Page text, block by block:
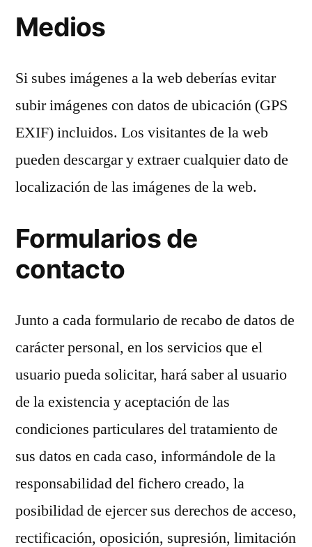
Medios
Si subes imágenes a la web deberías evitar
subir imágenes con datos de ubicación (GPS
EXIF) incluidos. Los visitantes de la web
pueden descargar y extraer cualquier dato de
localización de las imágenes de la web.
Formularios de
contacto
Junto a cada formulario de recabo de datos de
carácter personal, en los servicios que el
usuario pueda solicitar, hará saber al usuario
de la existencia y aceptación de las
condiciones particulares del tratamiento de
sus datos en cada caso, informándole de la
responsabilidad del fichero creado, la
posibilidad de ejercer sus derechos de acceso,
rectificación, oposición, supresión, limitación